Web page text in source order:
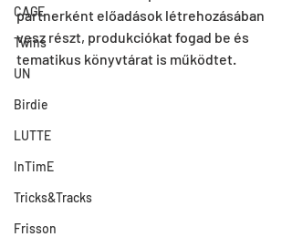
CAGE
Twins
UN
Birdie
LUTTE
InTimE
Tricks&Tracks
Frisson
partnerként előadások létrehozásában
vesz részt, produkciókat fogad be és
tematikus könyvtárat is működtet.